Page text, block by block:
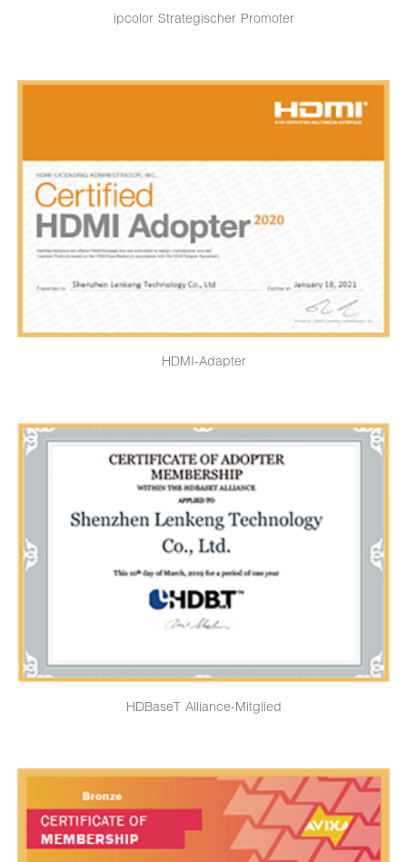
ipcolor Strategischer Promoter
HDMI-Adapter
HDBaseT Alliance-Mitglied